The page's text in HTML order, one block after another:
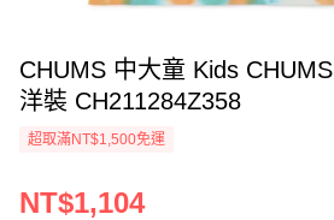
CHUMS 中大童 Kids
洋裝 CH211284Z358
超取滿NT$1,500免運
NT$1,104